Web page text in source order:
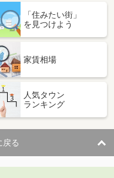
天神町
「住みたい街」
を見つけよう
家賃相場
人気タウン
ランキング
戻る